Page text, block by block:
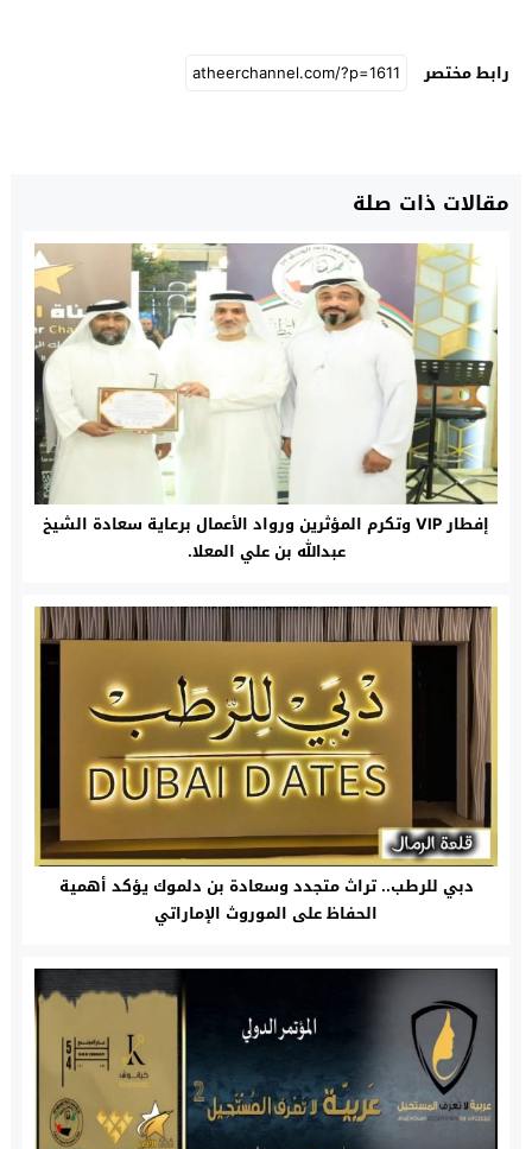
رابط مختصر
مقالات ذات صلة
إفطار VIP وتكرم المؤثرين ورواد الأعمال برعاية سعادة الشيخ
عبدالله بن علي المعلا.
دبي للرطب.. تراث متجدد وسعادة بن دلموك يؤكد أهمية
الحفاظ على الموروث الإماراتي